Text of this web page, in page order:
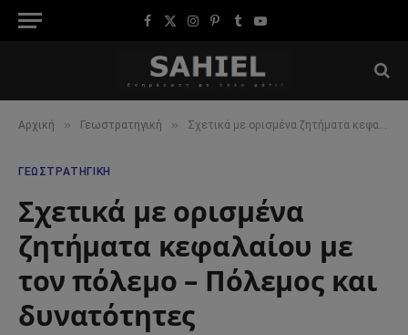
Facebook
X
Instagram
Pinterest
TumblrYouTube
Αρχική » Γεωστρατηγική » Σχετικά με ορισμένα ζητήματα κεφαλαίου με τον πόλεμο – Πόλεμος και δυνατότητες
ΓΕΩΣΤΡΑΤΗΓΙΚΉ
Σχετικά με ορισμένα
ζητήματα κεφαλαίου με
τον πόλεμο – Πόλεμος και
δυνατότητες